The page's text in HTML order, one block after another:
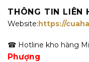
THÔNG TIN LIÊN
Website: https://
☎ Hotline kho hàng
Phượng